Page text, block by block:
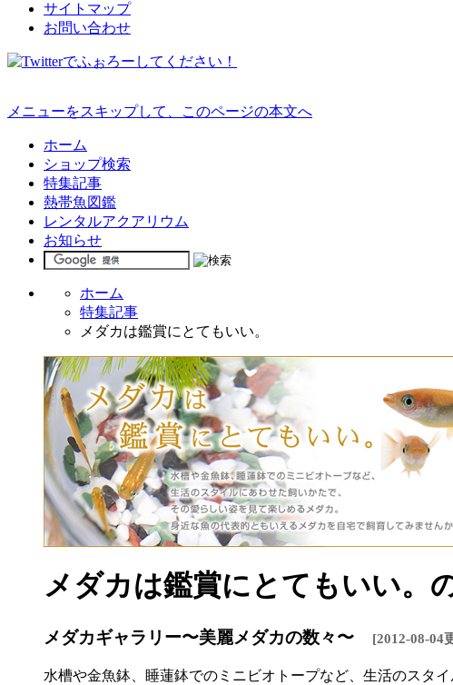
サイトマップ
お問い合わせ
メニューをスキップして、このページの本文へ
ホーム
ショップ検索
特集記事
熱帯魚図鑑
レンタルアクアリウム
お知らせ
ホーム
特集記事
メダカは鑑賞にとてもいい。
メダカは鑑賞にとてもいい。
メダカギャラリー〜美麗メダカの数々〜 [2012-08-04
水槽や金魚鉢、睡蓮鉢でのミニビオトープなど、生活のスタ